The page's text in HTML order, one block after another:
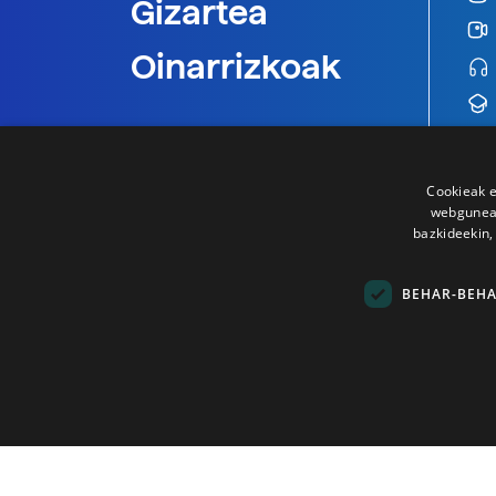
Gizartea
Oinarrizkoak
Cookieak
BEHAR-